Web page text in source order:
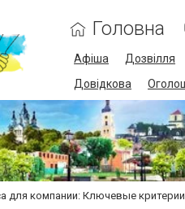
Головна
Афіша Дозвілля
Довідкова
для компании: Ключевые